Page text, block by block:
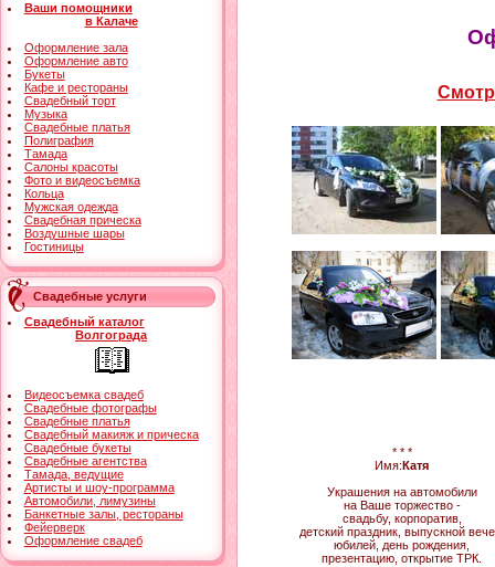
Ваши помощники
в Калаче
Оформление зала
Оформление авто
Букеты
Кафе и рестораны
Свадебный торт
Музыка
Свадебные платья
Полиграфия
Тамада
Салоны красоты
Фото и видеосъемка
Кольца
Мужская одежда
Свадебная прическа
Воздушные шары
Гостиницы
Свадебные услуги
Свадебный каталог
Волгограда
Видеосъемка свадеб
Свадебные фотографы
Свадебные платья
Свадебный макияж и прическа
Свадебные букеты
Свадебные агентства
Тамада, ведущие
Артисты и шоу-программа
Автомобили, лимузины
Банкетные залы, рестораны
Фейерверк
Оформление свадеб
* * *
Имя: Катя
Украшения на автомобили
на Ваше торжество -
свадьбу, корпоратив,
детский праздник, выпускной
юбилей, день рождения,
презентацию, открытие ТРК.